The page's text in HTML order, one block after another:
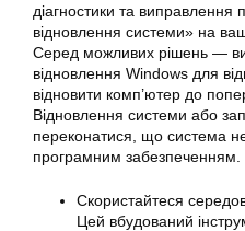
діагностики та
відновлення системи» на
Серед можливих рішень —
відновлення Windows для
відновити комп’ютер до
Відновлення системи або
переконатися, що система
програмним забезпеченням.
Скористайтеся
Цей вбудований